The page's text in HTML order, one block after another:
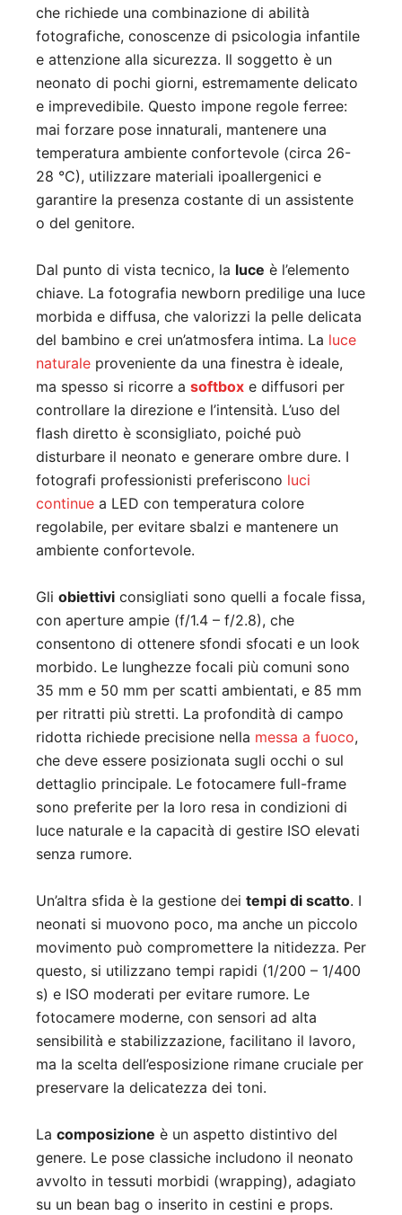
che richiede una combinazione di abilità
fotografiche, conoscenze di psicologia infantile
e attenzione alla sicurezza. Il soggetto è un
neonato di pochi giorni, estremamente delicato
e imprevedibile. Questo impone regole ferree:
mai forzare pose innaturali, mantenere una
temperatura ambiente confortevole (circa 26-
28 °C), utilizzare materiali ipoallergenici e
garantire la presenza costante di un assistente
o del genitore.
Dal punto di vista tecnico, la luce è l’elemento
chiave. La fotografia newborn predilige una luce
morbida e diffusa, che valorizzi la pelle delicata
del bambino e crei un’atmosfera intima. La luce
naturale proveniente da una finestra è ideale,
ma spesso si ricorre a softbox e diffusori per
controllare la direzione e l’intensità. L’uso del
flash diretto è sconsigliato, poiché può
disturbare il neonato e generare ombre dure. I
fotografi professionisti preferiscono luci
continue a LED con temperatura colore
regolabile, per evitare sbalzi e mantenere un
ambiente confortevole.
Gli obiettivi consigliati sono quelli a focale fissa,
con aperture ampie (f/1.4 – f/2.8), che
consentono di ottenere sfondi sfocati e un look
morbido. Le lunghezze focali più comuni sono
35 mm e 50 mm per scatti ambientati, e 85 mm
per ritratti più stretti. La profondità di campo
ridotta richiede precisione nella messa a fuoco,
che deve essere posizionata sugli occhi o sul
dettaglio principale. Le fotocamere full-frame
sono preferite per la loro resa in condizioni di
luce naturale e la capacità di gestire ISO elevati
senza rumore.
Un’altra sfida è la gestione dei tempi di scatto. I
neonati si muovono poco, ma anche un piccolo
movimento può compromettere la nitidezza. Per
questo, si utilizzano tempi rapidi (1/200 – 1/400
s) e ISO moderati per evitare rumore. Le
fotocamere moderne, con sensori ad alta
sensibilità e stabilizzazione, facilitano il lavoro,
ma la scelta dell’esposizione rimane cruciale per
preservare la delicatezza dei toni.
La composizione è un aspetto distintivo del
genere. Le pose classiche includono il neonato
avvolto in tessuti morbidi (wrapping), adagiato
su un bean bag o inserito in cestini e props.